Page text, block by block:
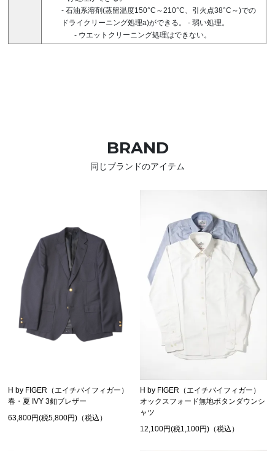
-石油系溶剤(蒸留温度150°C～210°C、引火点38°C～)での
ドライクリーニング処理a)ができる。
-弱い処理。
- ウエットクリーニング処理はできない。
BRAND
同じブランドのアイテム
H by FIGER（エイチバイフィガー）
春・夏 IVY 3釦ブレザー
63,800円(税5,800円)（税込）
H by FIGER（エイチバイフィガー）
オックスフォード無地ボタンダウンシ
ャツ
12,100円(税1,100円)（税込）